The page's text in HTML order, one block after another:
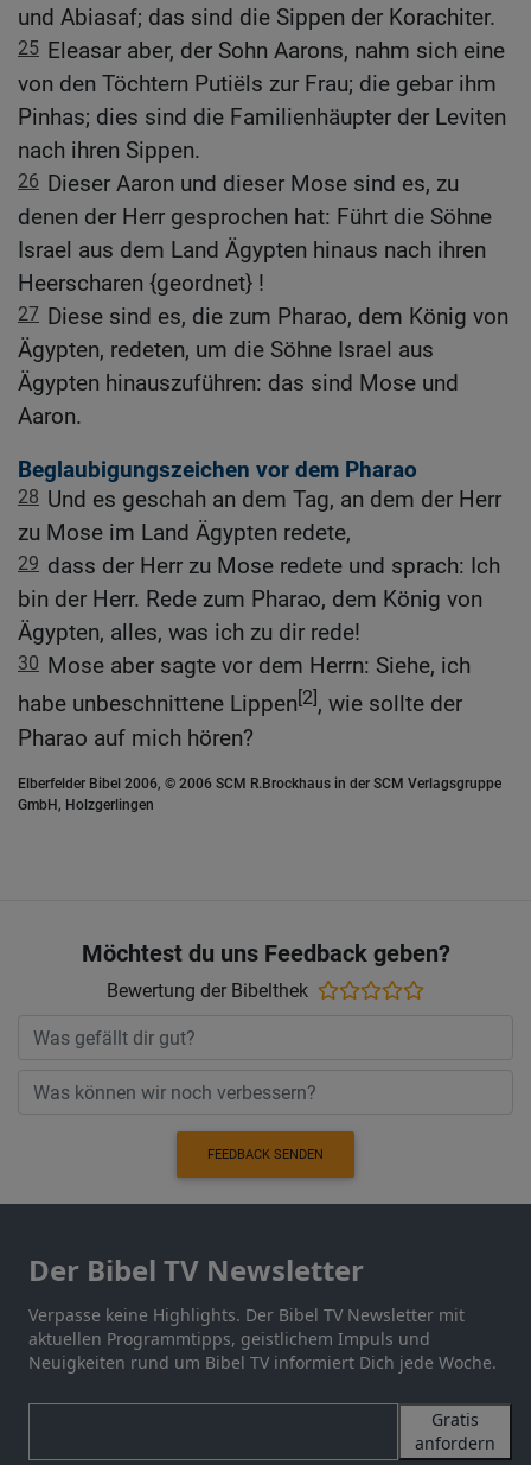
und Abiasaf; das sind die Sippen der Korachiter.
25 Eleasar aber, der Sohn Aarons, nahm sich eine
von den Töchtern Putiëls zur Frau; die gebar ihm
Pinhas; dies sind die Familienhäupter der Leviten
nach ihren Sippen.
26 Dieser Aaron und dieser Mose sind es, zu
denen der Herr gesprochen hat: Führt die Söhne
Israel aus dem Land Ägypten hinaus nach ihren
Heerscharen {geordnet} !
27 Diese sind es, die zum Pharao, dem König von
Ägypten, redeten, um die Söhne Israel aus
Ägypten hinauszuführen: das sind Mose und
Aaron.
Beglaubigungszeichen vor dem Pharao
28 Und es geschah an dem Tag, an dem der Herr
zu Mose im Land Ägypten redete,
29 dass der Herr zu Mose redete und sprach: Ich
bin der Herr. Rede zum Pharao, dem König von
Ägypten, alles, was ich zu dir rede!
30 Mose aber sagte vor dem Herrn: Siehe, ich
habe unbeschnittene Lippen[2], wie sollte der
Pharao auf mich hören?
Elberfelder Bibel 2006, © 2006 SCM R.Brockhaus in der SCM Verlagsgruppe
GmbH, Holzgerlingen
Möchtest du uns Feedback geben?
Bewertung der Bibelthek
FEEDBACK SENDEN
Der Bibel TV Newsletter
Verpasse keine Highlights. Der Bibel TV Newsletter mit
aktuellen Programmtipps, geistlichem Impuls und
Neuigkeiten rund um Bibel TV informiert Dich jede Woche.
Gratis
anfordern